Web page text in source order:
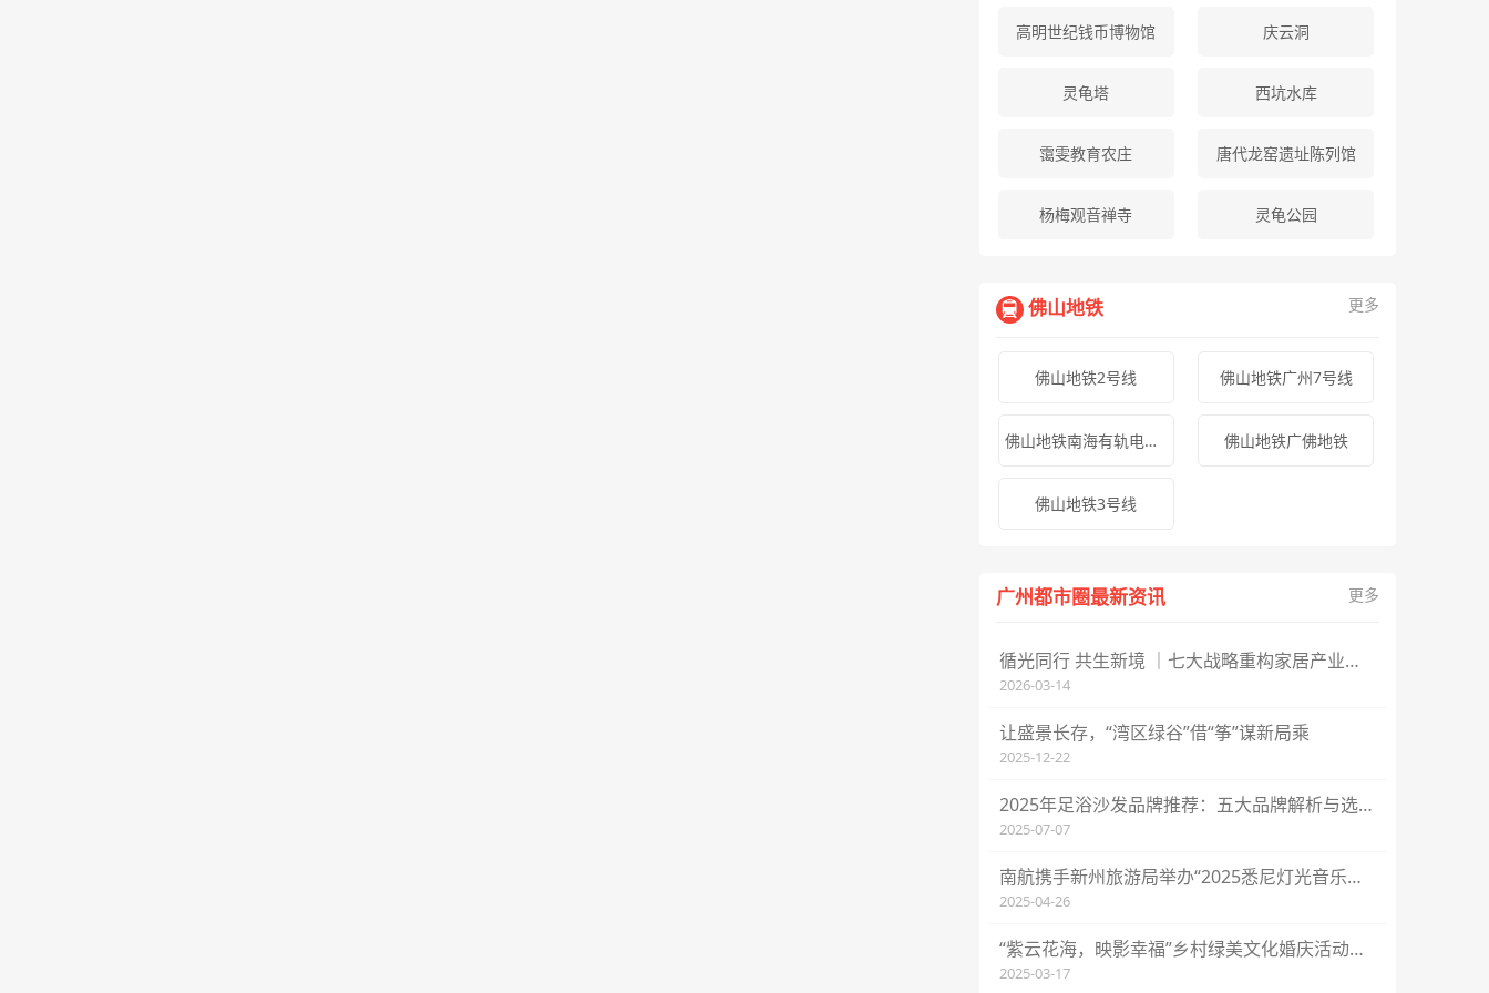
高明世纪钱币博物馆 庆云洞
灵龟塔 西坑水库
霭雯教育农庄 唐代龙窑遗址陈列馆
杨梅观音禅寺 灵龟公园
佛山地铁 更多
佛山地铁2号线 佛山地铁广州7号线
佛山地铁南海有轨电车1号线 佛山地铁广佛地铁
佛山地铁3号线
广州都市圈最新资讯 更多
循光同行 共生新境 ｜七大战略重构家居产业新生态 ——2026全球合作伙伴盛典完满结束
2026-03-14
让盛景长存，“湾区绿谷”借“筝”谋新局乘
2025-12-22
2025年足浴沙发品牌推荐：五大品牌解析与选购指南
2025-07-07
南航携手新州旅游局举办“2025悉尼灯光音乐节暨南航悉尼航线推介会”
2025-04-26
“紫云花海，映影幸福”乡村绿美文化婚庆活动在河源举行
2025-03-17